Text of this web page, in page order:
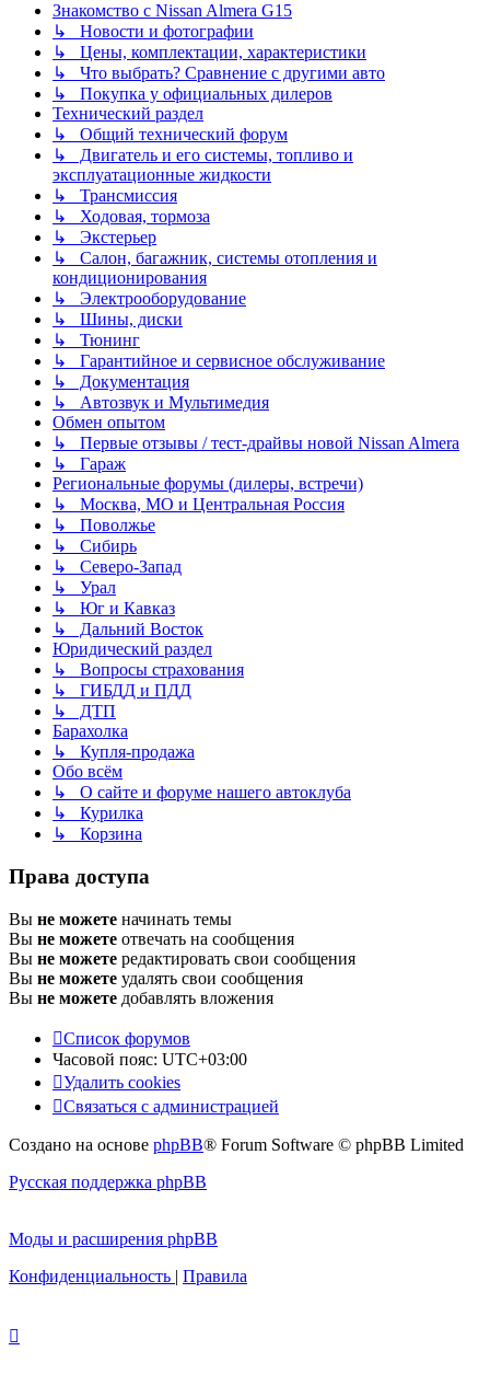
Знакомство с Nissan Almera G15
↳ Новости и фотографии
↳ Цены, комплектации, характеристики
↳ Что выбрать? Сравнение с другими авто
↳ Покупка у официальных дилеров
Технический раздел
↳ Общий технический форум
↳ Двигатель и его системы, топливо и
эксплуатационные жидкости
↳ Трансмиссия
↳ Ходовая, тормоза
↳ Экстерьер
↳ Салон, багажник, системы отопления и
кондиционирования
↳ Электрооборудование
↳ Шины, диски
↳ Тюнинг
↳ Гарантийное и сервисное обслуживание
↳ Документация
↳ Автозвук и Мультимедия
Обмен опытом
↳ Первые отзывы / тест-драйвы новой Nissan Almera
↳ Гараж
Региональные форумы (дилеры, встречи)
↳ Москва, МО и Центральная Россия
↳ Поволжье
↳ Сибирь
↳ Северо-Запад
↳ Урал
↳ Юг и Кавказ
↳ Дальний Восток
Юридический раздел
↳ Вопросы страхования
↳ ГИБДД и ПДД
↳ ДТП
Барахолка
↳ Купля-продажа
Обо всём
↳ О сайте и форуме нашего автоклуба
↳ Курилка
↳ Корзина
Права доступа
Вы не можете начинать темы
Вы не можете отвечать на сообщения
Вы не можете редактировать свои сообщения
Вы не можете удалять свои сообщения
Вы не можете добавлять вложения
Список форумов
Часовой пояс: UTC+03:00
Удалить cookies
Связаться с администрацией
Создано на основе phpBB® Forum Software © phpBB Limited
Русская поддержка phpBB
Моды и расширения phpBB
Конфиденциальность | Правила